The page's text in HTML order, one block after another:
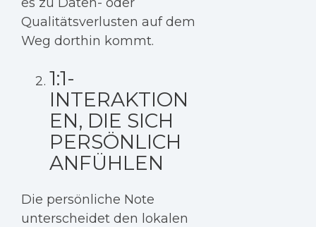
Qualitätsverlusten auf dem
Weg dorthin kommt.
1:1-
INTERAKTION
EN, DIE SICH
PERSÖNLICH
ANFÜHLEN
Die persönliche Note
unterscheidet den lokalen